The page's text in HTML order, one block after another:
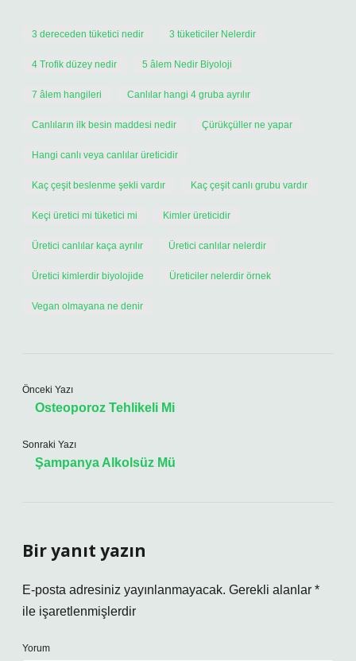
3 dereceden tüketici nedir 3 tüketiciler Nelerdir
4 Trofik düzey nedir 5 âlem Nedir Biyoloji
7 âlem hangileri Canlılar hangi 4 gruba ayrılır
Canlıların ilk besin maddesi nedir Çürükçüller ne yapar
Hangi canlı veya canlılar üreticidir
Kaç çeşit beslenme şekli vardır Kaç çeşit canlı grubu vardır
Keçi üretici mi tüketici mi Kimler üreticidir
Üretici canlılar kaça ayrılır Üretici canlılar nelerdir
Üretici kimlerdir biyolojide Üreticiler nelerdir örnek
Vegan olmayana ne denir
Önceki Yazı
Osteoporoz Tehlikeli Mi
Sonraki Yazı
Şampanya Alkolsüz Mü
Bir yanıt yazın
E-posta adresiniz yayınlanmayacak. Gerekli alanlar *
ile işaretlenmişlerdir
Yorum